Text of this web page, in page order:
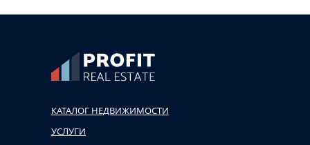
КАТАЛОГ НЕДВИЖИМОСТИ
УСЛУГИ